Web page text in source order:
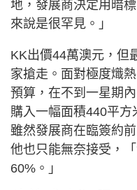
地，發展商決定用暗
來說是很罕見。」
KK出價44萬澳元，但
家搶走。面對極度熾
預算，在不到一星期
購入一幅面積440平方
雖然發展商在臨簽約
他也只能無奈接受，
60%。」